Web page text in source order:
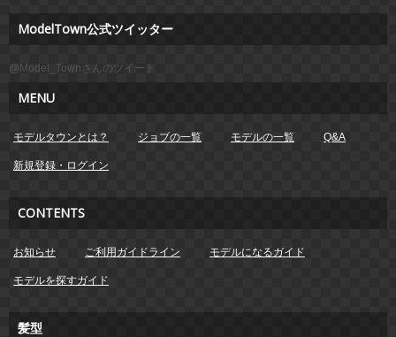
ModelTown公式ツイッター
@Model_Townさんのツイート
MENU
モデルタウンとは？ ジョブの一覧 モデルの一覧 Q&A
新規登録・ログイン
CONTENTS
お知らせ ご利用ガイドライン モデルになるガイド
モデルを探すガイド
髪型